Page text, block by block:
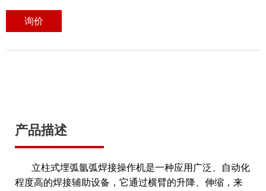
询价
产品描述
立柱式埋弧氩弧焊接操作机是一种应用广泛、自动化
程度高的焊接辅助设备，它通过横臂的升降、伸缩，来